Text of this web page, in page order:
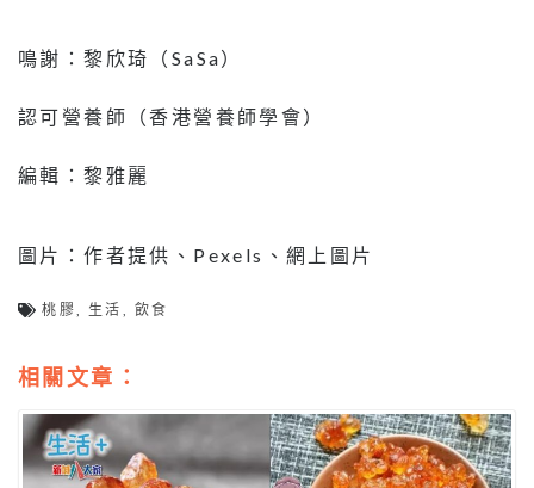
鳴謝：黎欣琦（SaSa）
認可營養師（香港營養師學會）
編輯：黎雅麗
圖片：作者提供、Pexels、網上圖片
桃膠 生活 飲食
相關文章：